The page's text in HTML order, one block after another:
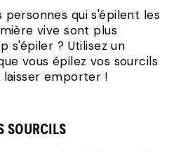
personnes qui s'épilent les
vive sont plus
s'épiler ? Utilisez un
vous épilez vos sourcils
laisser emporter !
SOURCILS